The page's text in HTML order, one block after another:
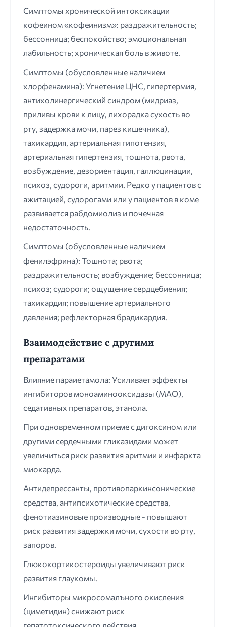
Симптомы хронической интоксикации
кофеином «кофеинизм»: раздражительность;
бессонница; беспокойство; эмоциональная
лабильность; хроническая боль в животе.
Симптомы (обусловленные наличием
хлорфенамина): Угнетение ЦНС, гипертермия,
антихолинергический синдром (мидриаз,
приливы крови к лицу, лихорадка сухость во
рту, задержка мочи, парез кишечника),
тахикардия, артериальная гипотензия,
артериальная гипертензия, тошнота, рвота,
возбуждение, дезориентация, галлюцинации,
психоз, судороги, аритмии. Редко у пациентов с
ажитацией, судорогами или у пациентов в коме
развивается рабдомиолиз и почечная
недостаточность.
Симптомы (обусловленные наличием
фенилэфрина): Тошнота; рвота;
раздражительность; возбуждение; бессонница;
психоз; судороги; ощущение сердцебиения;
тахикардия; повышение артериального
давления; рефлекторная брадикардия.
Взаимодействие с другими
препаратами
Влияние параиетамола: Усиливает эффекты
ингибиторов моноаминооксидазы (МАО),
седативных препаратов, этанола.
При одновременном приеме с дигоксином или
другими сердечными гликазидами может
увеличиться риск развития аритмии и инфаркта
миокарда.
Антидепрессанты, противопаркинсонические
средства, антипсихотические средства,
фенотиазиновые производные - повышают
риск развития задержки мочи, сухости во рту,
запоров.
Глюкокортикостероиды увеличивают риск
развития глаукомы.
Ингибиторы микросомалъного окисления
(циметидин) снижают риск